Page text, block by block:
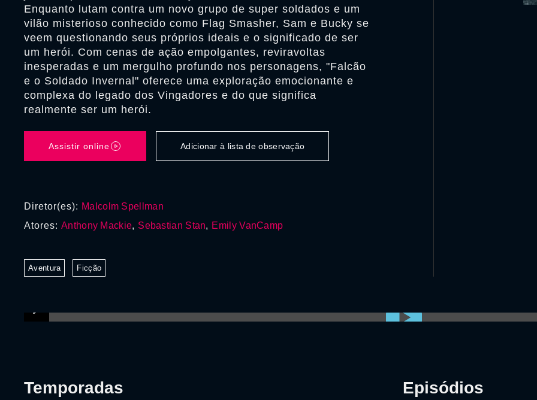
Enquanto lutam contra um novo grupo de super soldados e um
vilão misterioso conhecido como Flag Smasher, Sam e Bucky se
veem questionando seus próprios ideais e o significado de ser
um herói. Com cenas de ação empolgantes, reviravoltas
inesperadas e um mergulho profundo nos personagens, "Falcão
e o Soldado Invernal" oferece uma exploração emocionante e
complexa do legado dos Vingadores e do que significa
realmente ser um herói.
Assistir online Adicionar à lista de observação
Diretor(es): Malcolm Spellman
Atores: Anthony Mackie, Sebastian Stan, Emily VanCamp
Aventura Ficção
Temporadas Episódios